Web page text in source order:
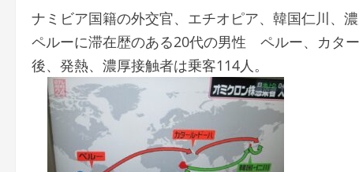
ナミビア国籍の外交官、エチオピア、韓国仁川、
ペルーに滞在歴のある20代の男性 ペルー、カタ
後、発熱、濃厚接触者は乗客114人。